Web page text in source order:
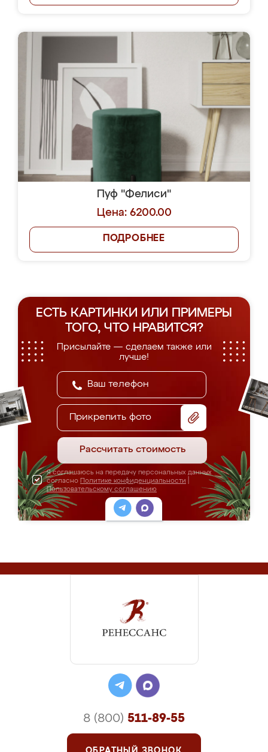
Пуф "Фелиси"
Цена: 6200.00
ПОДРОБНЕЕ
ЕСТЬ КАРТИНКИ ИЛИ ПРИМЕРЫ
ТОГО, ЧТО НРАВИТСЯ?
Присылайте — сделаем также или
лучше!
Прикрепить фото
Рассчитать стоимость
Я соглашаюсь на передачу персональных данных
согласно Политике конфиденциальности
Пользовательскому соглашению
8 (800) 511-89-55